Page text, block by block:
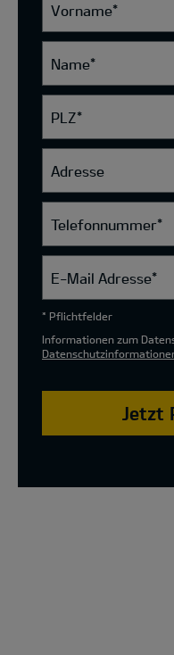
Vorname*
Name*
PLZ*
Adresse
Telefonnummer*
E-Mail Adresse*
* Pflichtfelder
Informationen zum
Jetzt